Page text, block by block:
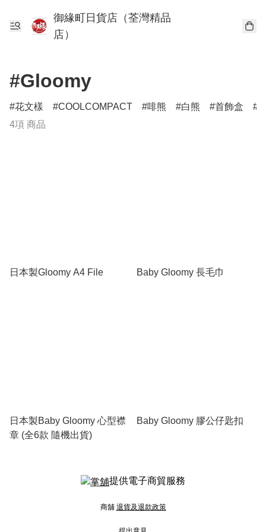
御緣町日貨店（荃灣精品
店）
#Gloomy
花文樣 COOLCOMPACT 啡熊 白熊 首飾盒
4項 商品
日本製Gloomy A4 File Baby Gloomy 長毛巾
日本製Baby Gloomy 心型襟
章 (全6款 隨機出貨)
Baby Gloomy 膠公仔匙扣
提供電子商貿服務
商舖 退貨及退款政策